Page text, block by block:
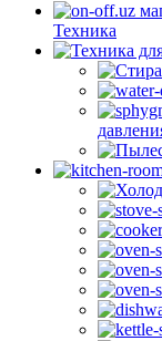
Техника